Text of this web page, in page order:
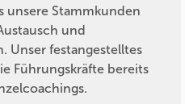
unsere Stammkunden
und
Unser festangestelltes
Führungskräfte bereits